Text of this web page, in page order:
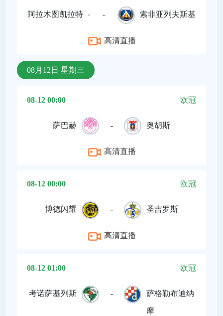
阿拉木图凯拉特 - 索非亚列夫斯基
高清直播
08月12日 星期三
08-12 00:00 欧冠
萨巴赫 - 奥胡斯
高清直播
08-12 00:00 欧冠
博德闪耀 - 圣吉罗斯
高清直播
08-12 01:00 欧冠
考诺萨基列斯 - 萨格勒布迪纳
摩